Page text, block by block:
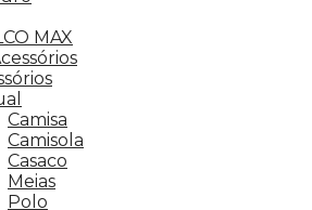
MAX
Camisa
Camisola
Casaco
Meias
Polo